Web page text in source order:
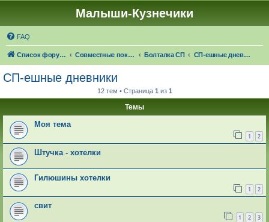
Малыши-Кузнечики
FAQ
Список форумов Совместные покупки "Малыши-Кузнечики" Болталка СП СП-ешные дневники
СП-ешные дневники
12 тем • Страница 1 из 1
Темы
Моя тема
1 2
Штучка - хотелки
Гилюшины хотелки
1 2
свит
1 2 3